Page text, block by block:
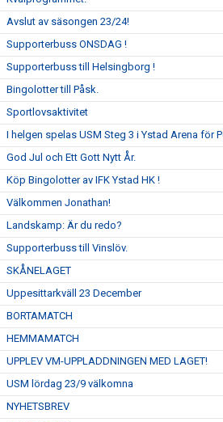
Avslut av säsongen 23/24!
Supporterbuss ONSDAG !
Supporterbuss till Helsingborg !
Bingolotter till Påsk.
Sportlovsaktivitet
I helgen spelas USM Steg 3 i Ystad Arena för
God Jul och Ett Gott Nytt År.
Köp Bingolotter av IFK Ystad HK !
Välkommen Jonathan!
Landskamp: Är du redo?
Supporterbuss till Vinslöv.
SKÅNELAGET
Uppesittarkväll 23 December
BORTAMATCH
HEMMAMATCH
UPPLEV VM-UPPLADDNINGEN MED LAGET!
USM lördag 23/9 välkomna
NYHETSBREV